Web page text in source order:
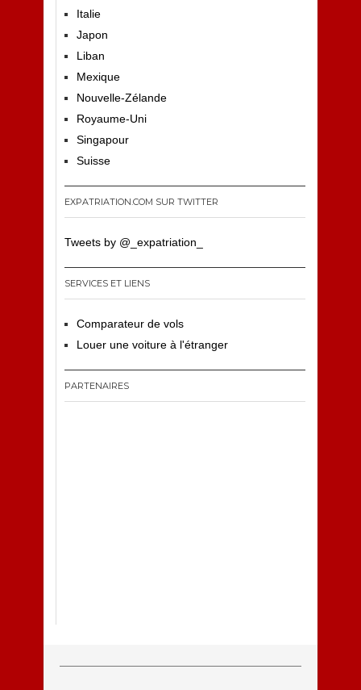
Italie
Japon
Liban
Mexique
Nouvelle-Zélande
Royaume-Uni
Singapour
Suisse
EXPATRIATION.COM SUR TWITTER
Tweets by @_expatriation_
SERVICES ET LIENS
Comparateur de vols
Louer une voiture à l'étranger
PARTENAIRES